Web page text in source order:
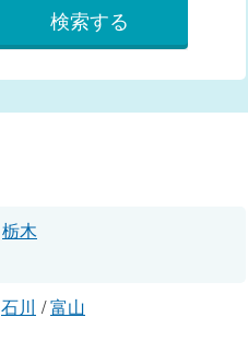
検索する
栃木
石川 /富山